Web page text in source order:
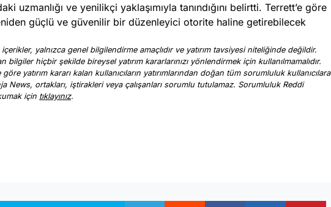
uzmanlığı ve yenilikçi yaklaşımıyla tanındığını belirtti. Terrett’e göre
güçlü ve güvenilir bir düzenleyici otorite haline getirebilecek
yalnızca genel bilgilendirme amaçlıdır ve yatırım tavsiyesi niteliğinde değildir.
bilgiler hiçbir şekilde bireysel yatırım kararlarınızı yönlendirmek için kullanılmamalıdır.
yatırım kararı kalan kullanıcıların yatırımlarından doğan tüm sorumluluk kullanıcılara
News, ortakları, iştirakleri veya çalışanları sorumlu tutulamaz. Sorumluluk Reddi
için tıklayınız.